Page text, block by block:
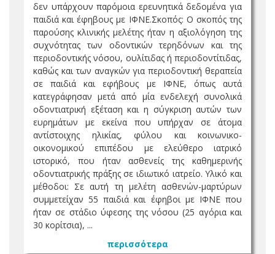
δεν υπάρχουν παρόμοια ερευνητικά δεδομένα για
παιδιά και έφηβους με ΙΦΝΕ.Σκοπός: Ο σκοπός της
παρούσης κλινικής μελέτης ήταν η αξιολόγηση της
συχνότητας των οδοντικών τερηδόνων και της
περιοδοντικής νόσου, ουλίτιδας ή περιοδοντίτιδας,
καθώς και των αναγκών για περιοδοντική θεραπεία
σε παιδιά και εφήβους με ΙΦΝΕ, όπως αυτά
κατεγράφησαν μετά από μία ενδελεχή συνολικά
οδοντιατρική εξέταση και η σύγκριση αυτών των
ευρημάτων με εκείνα που υπήρχαν σε άτομα
αντίστοιχης ηλικίας, φύλου και κοινωνικο-
οικονομικού επιπέδου με ελεύθερο ιατρικό
ιστορικό, που ήταν ασθενείς της καθημερινής
οδοντιατρικής πράξης σε ιδιωτικό ιατρείο. Υλικό και
μέθοδοι: Σε αυτή τη μελέτη ασθενών-μαρτύρων
συμμετείχαν 55 παιδιά και έφηβοι με ΙΦΝΕ που
ήταν σε στάδιο ύφεσης της νόσου (25 αγόρια και
30 κορίτσια), ...
περισσότερα